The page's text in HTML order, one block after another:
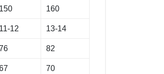
150 160
11-12 13-14
82
70